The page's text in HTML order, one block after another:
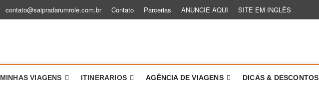
contato@saipradarumrole.com.br Contato Parcerias ANUNCIE AQUI SITE EM INGLÊS
MINHAS VIAGENS ITINERARIOS AGÊNCIA DE VIAGENS DICAS & DESCONTOS